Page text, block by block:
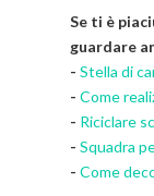
Se ti è
guardare
- Stella di
- Come
- Riciclare
- Squadra
- Come